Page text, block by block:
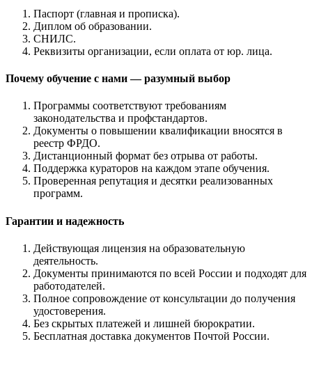
Паспорт (главная и прописка).
Диплом об образовании.
СНИЛС.
Реквизиты организации, если оплата от юр. лица.
Почему обучение с нами — разумный выбор
Программы соответствуют требованиям
законодательства и профстандартов.
Документы о повышении квалификации вносятся в
реестр ФРДО.
Дистанционный формат без отрыва от работы.
Поддержка кураторов на каждом этапе обучения.
Проверенная репутация и десятки реализованных
программ.
Гарантии и надежность
Действующая лицензия на образовательную
деятельность.
Документы принимаются по всей России и подходят для
работодателей.
Полное сопровождение от консультации до получения
удостоверения.
Без скрытых платежей и лишней бюрократии.
Бесплатная доставка документов Почтой России.